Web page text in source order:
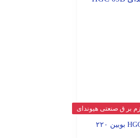
بر ق صنعتی هیوندای
کنتاکتور هیوندا HGC 25 بوبین ۲۲۰